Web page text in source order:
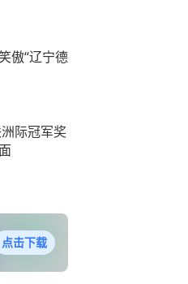
傲“辽宁德
际冠军奖
点击下载